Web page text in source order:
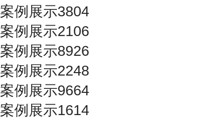
案例展示3804
案例展示2106
案例展示8926
案例展示2248
案例展示9664
案例展示1614